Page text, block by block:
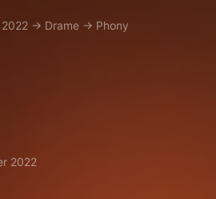
2022 → Drame → Phony
2022